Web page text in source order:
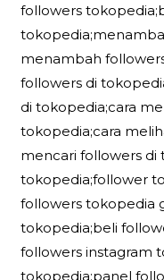
followers
menambah
followers di
di tokopedia;cara
tokopedia;cara
mencari followers
tokopedia;follower
followers tokopedia
tokopedia;beli
followers instagram
tokopedia;panel